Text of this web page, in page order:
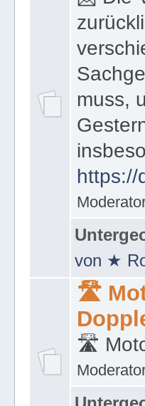
muss,
https://
von ★
🛣
🛣